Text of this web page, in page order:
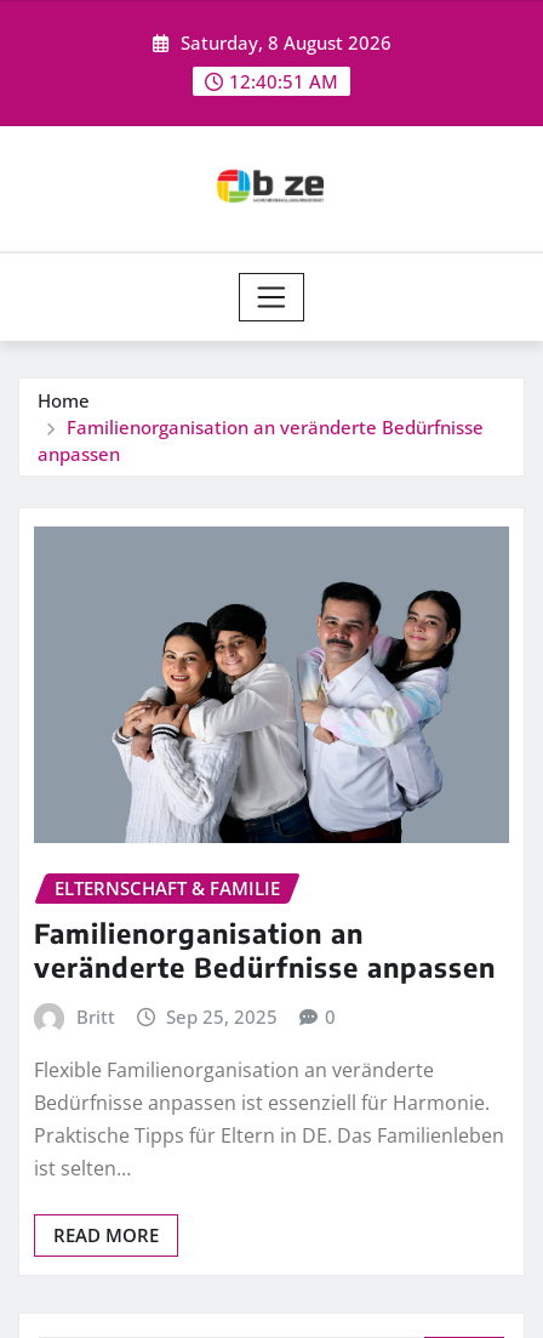
Saturday, 8 August 2026
12:40:52 AM
Home
Familienorganisation an veränderte Bedürfnisse
anpassen
ELTERNSCHAFT & FAMILIE
Familienorganisation an
veränderte Bedürfnisse anpassen
Britt Sep 25, 2025 0
Flexible Familienorganisation an veränderte
Bedürfnisse anpassen ist essenziell für Harmonie.
Praktische Tipps für Eltern in DE. Das Familienleben
ist selten…
READ MORE